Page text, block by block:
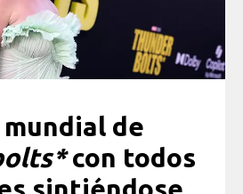
de
con todos